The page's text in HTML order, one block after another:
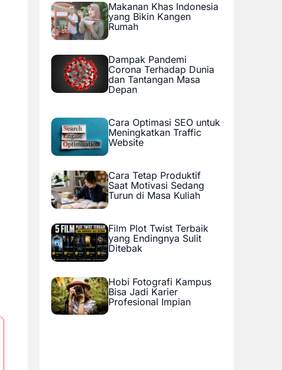
Makanan Khas Indonesia
yang Bikin Kangen
Rumah
Dampak Pandemi
Corona Terhadap Dunia
dan Tantangan Masa
Depan
Cara Optimasi SEO untuk
Meningkatkan Traffic
Website
Cara Tetap Produktif
Saat Motivasi Sedang
Turun di Masa Kuliah
Film Plot Twist Terbaik
yang Endingnya Sulit
Ditebak
Hobi Fotografi Kampus
Bisa Jadi Karier
Profesional Impian